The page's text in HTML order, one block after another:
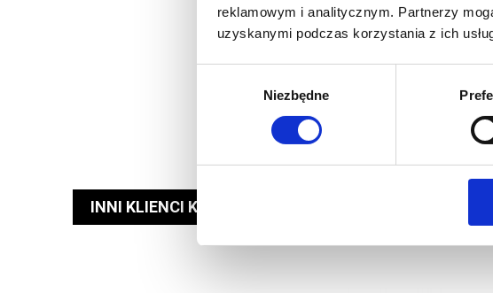
reklamowym i analitycznym. Partnerzy
uzyskanymi podczas korzystania z ich
Niezbędne
INNI KLIENCI KUPILI RÓWNIEŻ